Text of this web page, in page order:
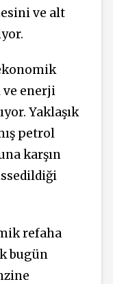
ve alt
enerji
Yaklaşık
petrol
karşın
refaha
bugün